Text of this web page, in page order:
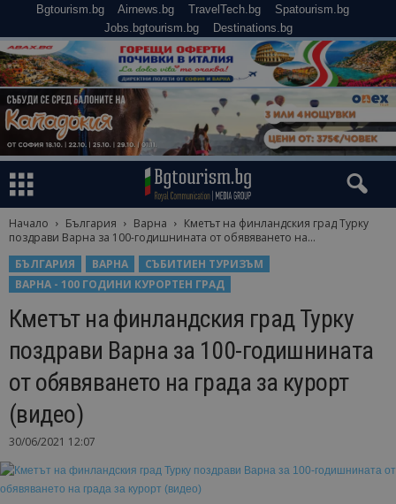
Bgtourism.bg Airnews.bg TravelTech.bg
Spatourism.bg
Jobs.bgtourism.bg
Destinations.bg
Начало България Варна
Кметът на финландския град Турку
поздрави Варна за 100-годишнината от обявяването на...
БЪЛГАРИЯ
ВАРНА
СЪБИТИЕН ТУРИЗЪМ
ВАРНА - 100 ГОДИНИ КУРОРТЕН ГРАД
Кметът на финландския град Турку
поздрави Варна за 100-годишнината
от обявяването на града за курорт
(видео)
30/06/2021 12:07